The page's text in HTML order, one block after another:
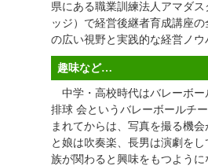
県にある職業訓練法人アマダ
ッジ）で経営後継者育成講座
の広い視野と実践的な経営ノ
趣味など…
中学・高校時代はバレーボー
排球 会というバレーボールチ
まれてからは、写真を撮る機
と娘は吹奏楽、長男は演劇を
族が関わると興味をもつよう